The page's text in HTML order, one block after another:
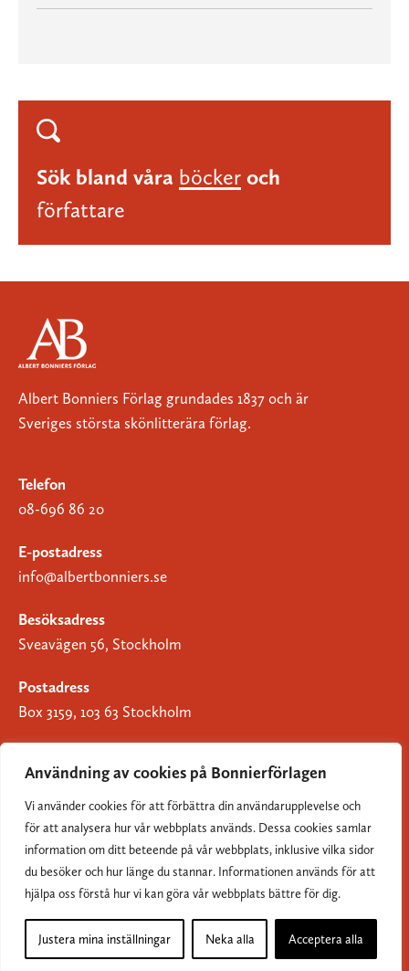
Användning av cookies på Bonnierförlagen
Vi använder cookies för att förbättra din användarupplevelse och
för att analysera hur vår webbplats används. Dessa cookies samlar
information om ditt beteende på vår webbplats, inklusive vilka sidor
du besöker och hur länge du stannar. Informationen används för att
hjälpa oss förstå hur vi kan göra vår webbplats bättre för dig.
Justera mina inställningar Neka alla Acceptera alla
Sök bland våra böcker och
författare
Albert Bonniers Förlag grundades 1837 och är
Sveriges största skönlitterära förlag.
Telefon
08-696 86 20
E-postadress
info@albertbonniers.se
Besöksadress
Sveavägen 56, Stockholm
Postadress
Box 3159, 103 63 Stockholm
Om Bonnierförlagen
Cookies
Integritetspolicy